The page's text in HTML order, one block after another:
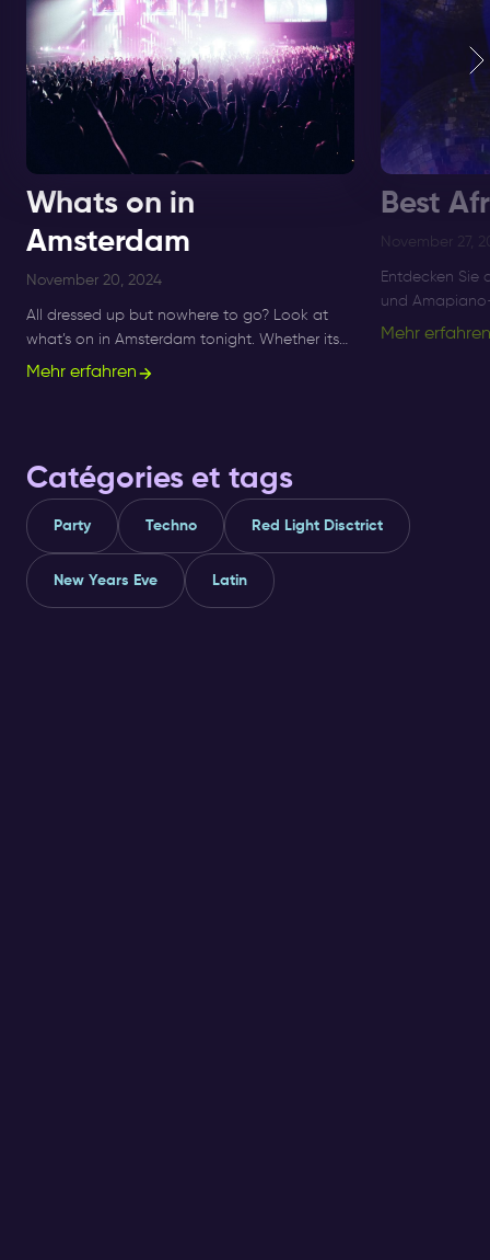
Whats on in
Amsterdam
November 20, 2024
All dressed up but nowhere to go? Look at
what’s on in Amsterdam tonight. Whether its
Sunday, Monday or Saturday- there is always
Mehr erfahren
Best
November 27,
Entdecken Sie
und
Amsterdam
Mehr erfahren
Catégories et tags
Party Techno Red Light Disctrict
New Years Eve Latin